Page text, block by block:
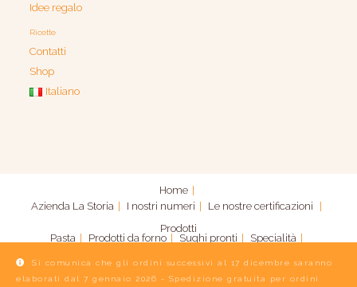
Si comunica che gli ordini successivi al 17 dicembre saranno
elaborati dal 7 gennaio 2026 - Spedizione gratuita per ordini
Idee regalo
Ricette
Contatti
Shop
Italiano
Home
Azienda La Storia I nostri numeri
Le nostre certificazioni
Prodotti
Pasta
Prodotti da forno Sughi pronti
Specialità